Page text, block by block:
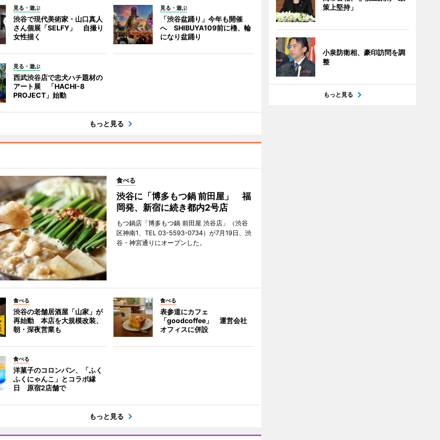
見る・遊ぶ
渋谷で現代美術家・山口真人
さん個展「SELFY」 自撮り
女性描く
見る・遊ぶ
「渋谷盆踊り」今年も開催
へ SHIBUYA109前に櫓、輪
になり盆踊り
見る・遊ぶ
西武渋谷店で忠犬ハチ題材の
アート展 「HACHI-8
PROJECT」始動
もっと見る
食べる
渋谷に「博多もつ鍋 前田屋」 福
岡発、新宿に続き都内2号店
もつ鍋店「博多もつ鍋 前田屋 渋谷店」（渋谷
区神南1、TEL 03-5593-0734）が7月19日、渋
谷・神宮通りにオープンした。
食べる
渋谷の老舗居酒屋「山家」が
再始動 本店を大規模改装、
朝・深夜営業も
食べる
表参道にカフェ
「goodcoffee」 運営会社
オフィスに併設
食べる
洋菓子のコロンバン、「ふく
ふくにゃんこ」とコラボ縁
日 原宿2店舗で
もっと見る
策上堅持」
小泉防衛相、豪印訪問を調
整
もっと見る